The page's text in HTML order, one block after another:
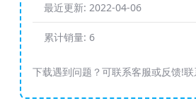
最近更新: 2022-04-06
累计销量: 6
下载遇到问题？可联系客服或反馈!